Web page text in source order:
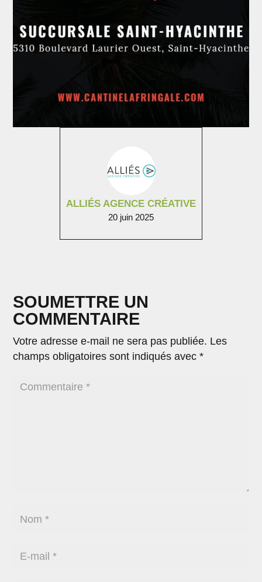
ALLIÉS AGENCE CRÉATIVE
20 juin 2025
SOUMETTRE UN
COMMENTAIRE
Votre adresse e-mail ne sera pas publiée. Les
champs obligatoires sont indiqués avec*